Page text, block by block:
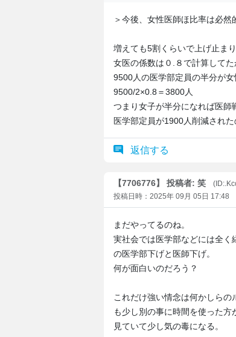
＞今後、女性医師ほ比率は必然
増えても5割くらいで上げ止まり
女医の係数は０.８で計算してた
9500人の医学部定員の半分が
9500/2×0.8＝3800人
つまり女子が半分になれば医師
医学部定員が1900人削減された
返信する
【7706776】 投稿者: 笑
投稿日時：2025年 09月 05日 17:48
まだやってるのね。
実社会では医学部などには全
の医学部下げと医師下げ。
何が面白いのだろう？
これだけ強い情念は何かしら
も少し別の事に時間を使った方
見ていて少し気の毒になる。